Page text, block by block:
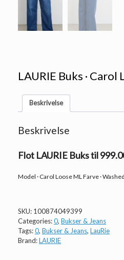
LAURIE Buks · Carol
Beskrivelse
Beskrivelse
Flot LAURIE Buks til
Model · Carol Loose ML Farve ·
SKU: 100874049399
Categories:0, Bukser & Jeans
Tags:0, Bukser & Jeans, LauRie
Brand:LAURIE